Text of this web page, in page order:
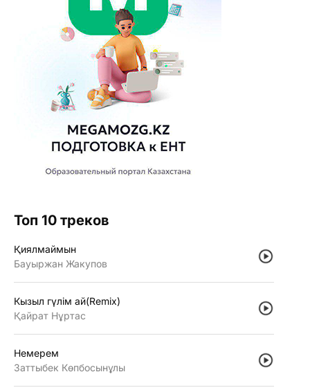
Топ 10 треков
Қиялмаймын
Бауыржан Жакупов
Кызыл гүлiм ай(Remix)
Қайрат Нұртас
Немерем
Заттыбек Көпбосынұлы